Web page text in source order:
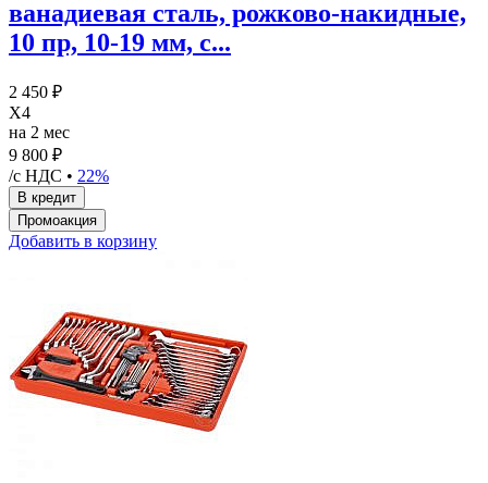
ванадиевая сталь, рожково-накидные,
10 пр, 10-19 мм, с...
2 450 ₽
X4
на 2 мес
9 800 ₽
/с НДС • 22%
Добавить в корзину